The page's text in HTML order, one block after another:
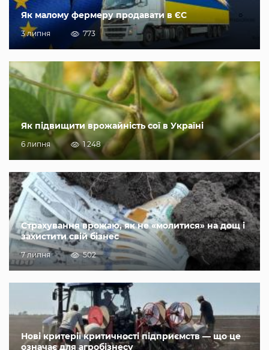
Як малому фермеру продавати в ЄС
3 липня 773
Як підвищити врожайність сої в Україні
6 липня 1 248
Страхування врожаю, як не «молитися» на дощ і
захистити свій бізнес
7 липня 502
Нові критерії критичності підприємств — що це
означає для агробізнесу